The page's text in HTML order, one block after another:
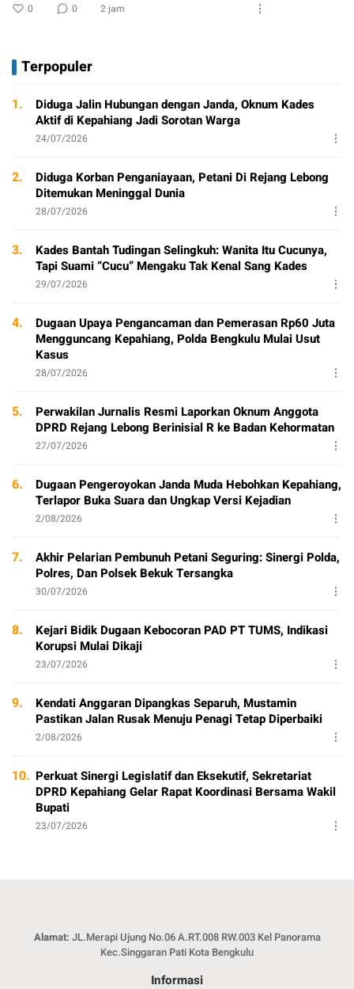
0 0 2 jam
Terpopuler
1.
Diduga Jalin Hubungan dengan Janda, Oknum Kades
Aktif di Kepahiang Jadi Sorotan Warga
24/07/2026
2.
Diduga Korban Penganiayaan, Petani Di Rejang Lebong
Ditemukan Meninggal Dunia
28/07/2026
3.
Kades Bantah Tudingan Selingkuh: Wanita Itu Cucunya,
Tapi Suami “Cucu” Mengaku Tak Kenal Sang Kades
29/07/2026
4.
Dugaan Upaya Pengancaman dan Pemerasan Rp60 Juta
Mengguncang Kepahiang, Polda Bengkulu Mulai Usut
Kasus
28/07/2026
5.
Perwakilan Jurnalis Resmi Laporkan Oknum Anggota
DPRD Rejang Lebong Berinisial R ke Badan Kehormatan
27/07/2026
6.
Dugaan Pengeroyokan Janda Muda Hebohkan Kepahiang,
Terlapor Buka Suara dan Ungkap Versi Kejadian
2/08/2026
7.
Akhir Pelarian Pembunuh Petani Seguring: Sinergi Polda,
Polres, Dan Polsek Bekuk Tersangka
30/07/2026
8.
Kejari Bidik Dugaan Kebocoran PAD PT TUMS, Indikasi
Korupsi Mulai Dikaji
23/07/2026
9.
Kendati Anggaran Dipangkas Separuh, Mustamin
Pastikan Jalan Rusak Menuju Penagi Tetap Diperbaiki
2/08/2026
10. Perkuat Sinergi Legislatif dan Eksekutif, Sekretariat
DPRD Kepahiang Gelar Rapat Koordinasi Bersama Wakil
Bupati
23/07/2026
Alamat: JL.Merapi Ujung No.06 A.RT.008 RW.003 Kel Panorama
Kec.Singgaran Pati Kota Bengkulu
Informasi